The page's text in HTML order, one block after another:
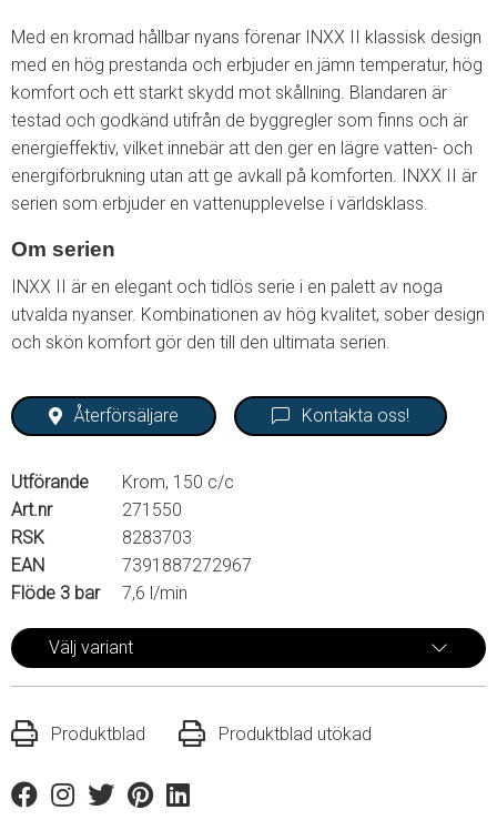
Med en kromad hållbar nyans förenar INXX II klassisk design
med en hög prestanda och erbjuder en jämn temperatur, hög
komfort och ett starkt skydd mot skållning. Blandaren är
testad och godkänd utifrån de byggregler som finns och är
energieffektiv, vilket innebär att den ger en lägre vatten- och
energiförbrukning utan att ge avkall på komforten. INXX II är
serien som erbjuder en vattenupplevelse i världsklass.
Om serien
INXX II är en elegant och tidlös serie i en palett av noga
utvalda nyanser. Kombinationen av hög kvalitet, sober design
och skön komfort gör den till den ultimata serien.
Återförsäljare Kontakta oss!
Utförande
Krom, 150 c/c
Art.nr
271550
RSK
8283703
EAN
7391887272967
Flöde 3 bar
7,6 l/min
Välj variant
Produktblad Produktblad utökad
FacebookInstagram
TwitterPinterestLinkedin